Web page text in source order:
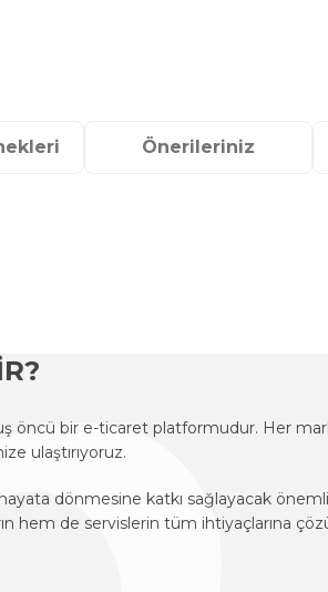
Önerileriniz
öncü bir e-ticaret platformudur. Her
ulaştırıyoruz.
dönmesine katkı sağlayacak
hem de servislerin tüm ihtiyaçlarına
öncü bir e-ticaret platformudur. Her